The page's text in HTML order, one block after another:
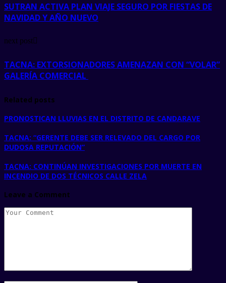
SUTRAN ACTIVA PLAN VIAJE SEGURO POR FIESTAS DE
NAVIDAD Y AÑO NUEVO
next post
TACNA: EXTORSIONADORES AMENAZAN CON “VOLAR”
GALERÍA COMERCIAL
Related posts
PRONOSTICAN LLUVIAS EN EL DISTRITO DE CANDARAVE
TACNA: “GERENTE DEBE SER RELEVADO DEL CARGO POR
DUDOSA REPUTACIÓN”
TACNA: CONTINÚAN INVESTIGACIONES POR MUERTE EN
INCENDIO DE DOS TÉCNICOS CALLE ZELA
Leave a Comment